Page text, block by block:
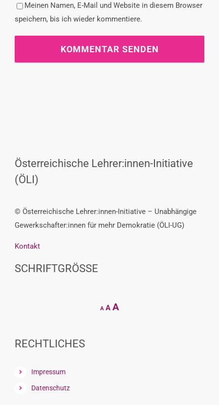
Meinen Namen, E-Mail und Website in diesem Browser
speichern, bis ich wieder kommentiere.
Österreichische Lehrer:innen-Initiative
(ÖLI)
© Österreichische Lehrer:innen-Initiative – Unabhängige
Gewerkschafter:innen für mehr Demokratie (ÖLI-UG)
Kontakt
SCHRIFTGRÖSSE
A
Decrease
font
A Reset
AIncrease
RECHTLICHES
Impressum
Datenschutz